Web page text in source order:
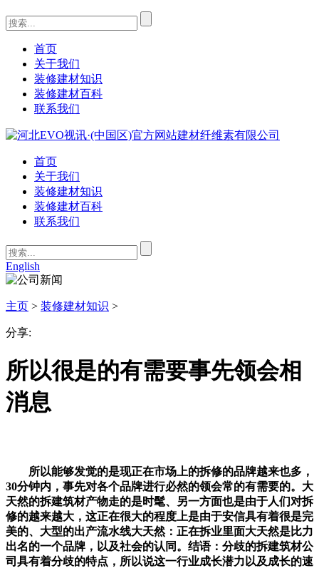
首页
关于我们
装修建材知识
装修建材百科
联系我们
首页
关于我们
装修建材知识
装修建材百科
联系我们
English
主页 > 装修建材知识 >
分享:
所以很是的有需要事先领会相
消息
所以能够发觉的是现正在市场上的拆修的品牌越来也多，
30分钟内，事先对各个品牌进行必然的领会常的有需要的。大
天然的拆建筑材产物走的是时髦、另一方面也是由于人们对拆
修的越来越大，这正在很大的程度上是由于安信具有着很是完
美的、大型的出产流水线大天然：正在拆业里面大天然是比力
出名的一个品牌，以及社会的认同。结语：分歧的拆建筑材公
司具有着分歧的特点，所以说这一行业成长潜力以及成长的速